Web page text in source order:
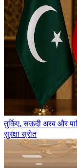
तुर्किए, सऊदी अरब और
सुरक्षा स्रोत